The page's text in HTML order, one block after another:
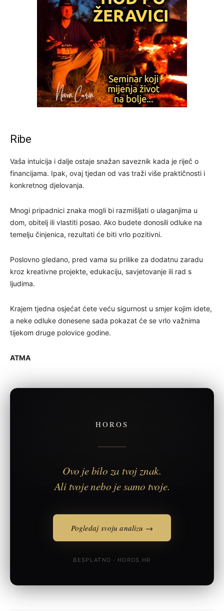
Ribe
Vaša intuicija i dalje ostaje snažan saveznik kada je riječ o
financijama. Ipak, ovaj tjedan od vas traži više praktičnosti i
konkretnog djelovanja.
Mnogi pripadnici znaka mogli bi razmišljati o ulaganjima u
dom, obitelj ili vlastiti posao. Ako budete donosili odluke na
temelju činjenica, rezultati će biti vrlo pozitivni.
Poslovno gledano, pred vama su prilike za dodatnu zaradu
kroz kreativne projekte, edukaciju, savjetovanje ili rad s
ljudima.
Krajem tjedna osjećat ćete veću sigurnost u smjer kojim idete,
a neke odluke donesene sada pokazat će se vrlo važnima
tijekom druge polovice godine.
ATMA
HOROS
Ovo je bilo za tvoj znak.
Ali tvoje nebo je samo tvoje.
Pogledaj svoju analizu →
BESPLATNO · HOROS.HR